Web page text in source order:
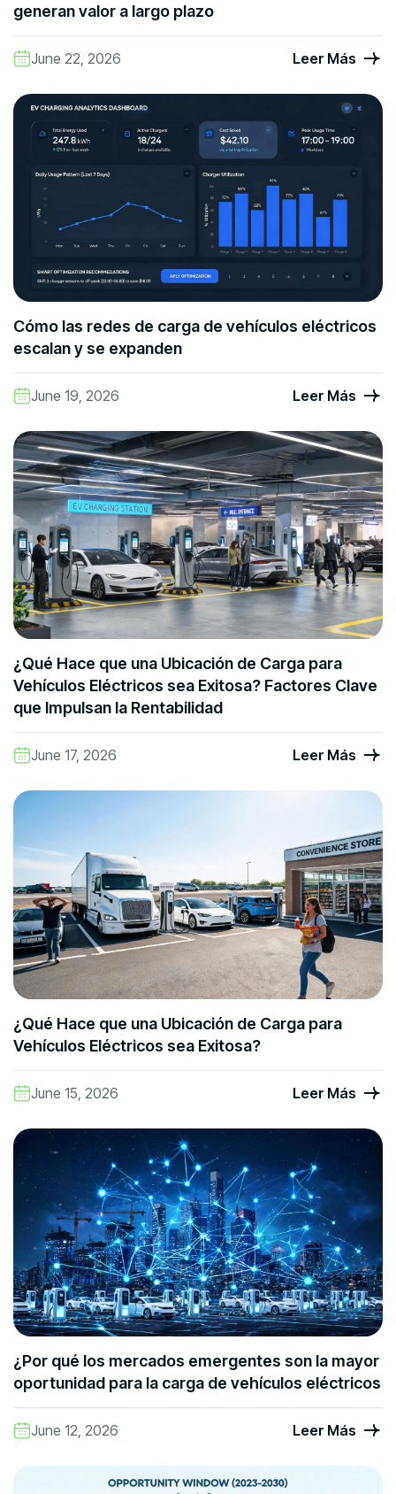
generan valor a largo plazo
June 22, 2026 Leer Más
Cómo las redes de carga de vehículos eléctricos
escalan y se expanden
June 19, 2026 Leer Más
¿Qué Hace que una Ubicación de Carga para
Vehículos Eléctricos sea Exitosa? Factores Clave
que Impulsan la Rentabilidad
June 17, 2026 Leer Más
¿Qué Hace que una Ubicación de Carga para
Vehículos Eléctricos sea Exitosa?
June 15, 2026 Leer Más
¿Por qué los mercados emergentes son la mayor
oportunidad para la carga de vehículos eléctricos
June 12, 2026 Leer Más